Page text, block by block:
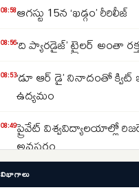
08:58ఆగస్టు 15న ‘ఖడ్గం’ రీరిలీజ్
08:56‘ది ప్యారడైజ్’ ట్రైలర్ అంతా
08:53‘డూ ఆర్‌ డై’ నినాదంతో
ఉద్యమం
08:49ప్రైవేట్‌ విశ్వవిద్యాలయాల్లో
అవసరం
08:46ఉచిత యుపిఐకి ధర కట్టే
విభాగాలు